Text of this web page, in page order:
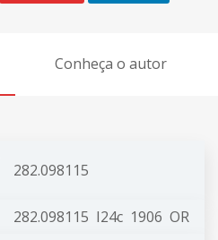
Conheça o autor
282.098115
282.098115 I24c 1906 OR